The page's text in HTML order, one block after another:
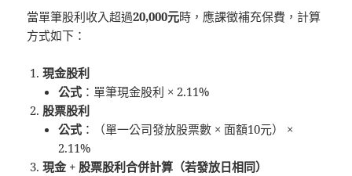
當單筆股利收入超過20,000元時，應課徵補充保費，計算
方式如下：
現金股利
公式 ：單筆現金股利 × 2.11%
股票股利
公式 ：（單一公司發放股票數 × 面額10元） ×
2.11%
現金 + 股票股利合併計算（若發放日相同）